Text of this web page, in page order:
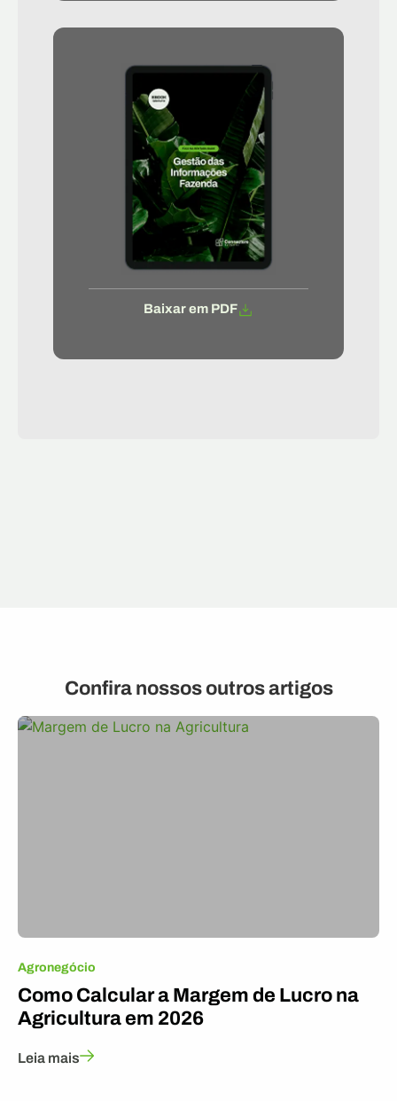
Baixar em PDF
Confira nossos outros artigos
Agronegócio
Como Calcular a Margem de Lucro na
Agricultura em 2026
Leia mais